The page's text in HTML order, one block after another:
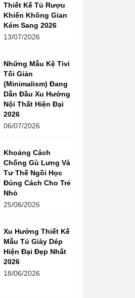
Thiết Kế Tủ Rượu
Khiến Không Gian
Kém Sang 2026
13/07/2026
Những Mẫu Kệ Tivi
Tối Giản
(Minimalism) Đang
Dẫn Đầu Xu Hướng
Nội Thất Hiện Đại
2026
06/07/2026
Khoảng Cách
Chống Gù Lưng Và
Tư Thế Ngồi Học
Đúng Cách Cho Trẻ
Nhỏ
25/06/2026
Xu Hướng Thiết Kế
Mẫu Tủ Giày Dép
Hiện Đại Đẹp Nhất
2026
18/06/2026